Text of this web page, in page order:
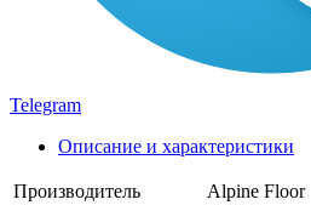
Telegram
Описание и характеристики
Производитель
Alpine Floor